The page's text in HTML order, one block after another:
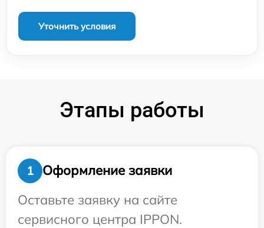
Уточнить условия
Этапы работы
1
Оформление заявки
Оставьте заявку на сайте
сервисного центра IPPON.